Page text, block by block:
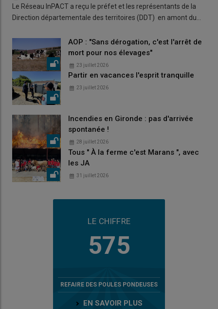
Le Réseau InPACT a reçu le préfet et les représentants de la
Direction départementale des territoires (DDT) en amont du…
AOP : "Sans dérogation, c'est l'arrêt de
mort pour nos élevages"
23 juillet 2026
Partir en vacances l'esprit tranquille
23 juillet 2026
Incendies en Gironde : pas d'arrivée
spontanée !
28 juillet 2026
Tous " À la ferme c'est Marans ", avec
les JA
31 juillet 2026
LE CHIFFRE
575
REFAIRE DES POULES PONDEUSES
EN SAVOIR PLUS